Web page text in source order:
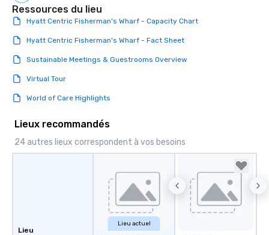
Ressources du lieu
Hyatt Centric Fisherman's Wharf - Capacity Chart
Hyatt Centric Fisherman's Wharf - Fact Sheet
Sustainable Meetings & Guestrooms Overview
Virtual Tour
World of Care Highlights
Lieux recommandés
24 autres lieux correspondent à vos besoins
Lieu
Lieu actuel